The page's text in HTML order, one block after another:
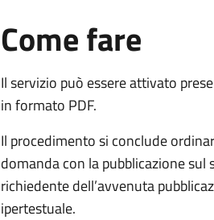
Come fare
Il servizio può essere attivato
in formato PDF.
Il procedimento si conclude
domanda con la pubblicazione
richiedente dell’avvenuta
ipertestuale.